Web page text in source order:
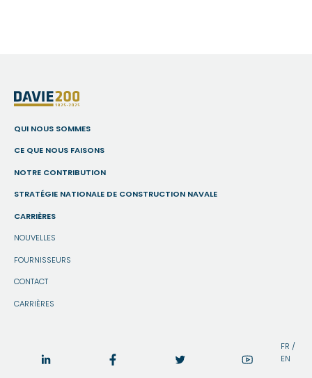
QUI NOUS SOMMES
CE QUE NOUS FAISONS
NOTRE CONTRIBUTION
STRATÉGIE NATIONALE DE CONSTRUCTION NAVALE
CARRIÈRES
NOUVELLES
FOURNISSEURS
CONTACT
CARRIÈRES
FR /
EN